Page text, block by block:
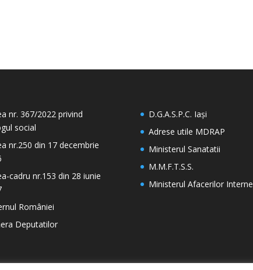
nr. 367/2022 privind
social
nr.250 din 17 decembrie
cadru nr.153 din 28 iunie
României
Deputatilor
D.G.A.S.P.C. Iași
Adrese utile MDRAP
Ministerul Sanatatii
M.M.F.T.S.S.
Ministerul Afacerilor Interne